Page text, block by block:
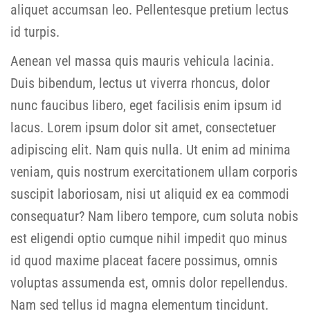
aliquet accumsan leo. Pellentesque pretium lectus
id turpis.
Aenean vel massa quis mauris vehicula lacinia.
Duis bibendum, lectus ut viverra rhoncus, dolor
nunc faucibus libero, eget facilisis enim ipsum id
lacus. Lorem ipsum dolor sit amet, consectetuer
adipiscing elit. Nam quis nulla. Ut enim ad minima
veniam, quis nostrum exercitationem ullam corporis
suscipit laboriosam, nisi ut aliquid ex ea commodi
consequatur? Nam libero tempore, cum soluta nobis
est eligendi optio cumque nihil impedit quo minus
id quod maxime placeat facere possimus, omnis
voluptas assumenda est, omnis dolor repellendus.
Nam sed tellus id magna elementum tincidunt.